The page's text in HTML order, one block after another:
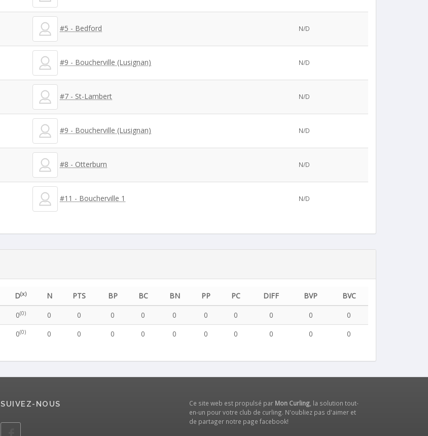
#5 - Bedford N/D
#9 - Boucherville (Lusignan) N/D
#7 - St-Lambert N/D
#9 - Boucherville (Lusignan) N/D
#8 - Otterburn N/D
#11 - Boucherville 1 N/D
D(x) N PTS BP BC BN PP PC DIFF BVP
BVC
0(0) 0 0 0 0 0 0 0 0 0
0
0(0) 0 0 0 0 0 0 0 0 0 0
SUIVEZ-NOUS Ce site web est propulsé par Mon Curling , la solution tout-
en-un pour votre club de curling. N'oubliez pas d'aimer et
de partager notre page facebook!